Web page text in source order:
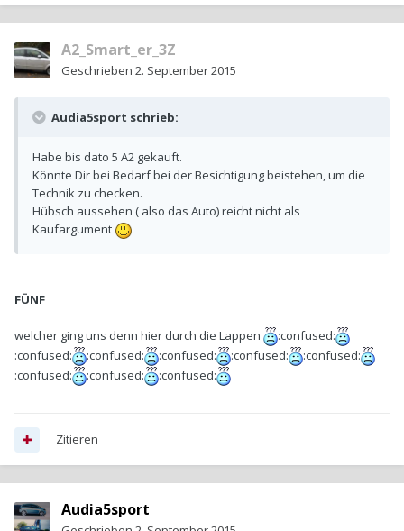
A2_Smart_er_3Z
Geschrieben 2. September 2015
Audia5sport schrieb:
Habe bis dato 5 A2 gekauft.
Könnte Dir bei Bedarf bei der Besichtigung beistehen, um die
Technik zu checken.
Hübsch aussehen ( also das Auto) reicht nicht als
Kaufargument
FÜNF
welcher ging uns denn hier durch die Lappen
:confused:
:confused:
:confused: :confused: :confused:
:confused:
:confused:
:confused: :confused:
Zitieren
Audia5sport